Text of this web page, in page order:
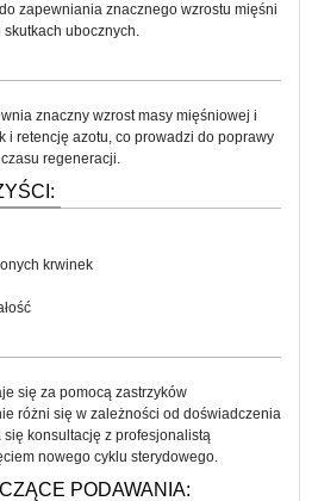
zapewniania znacznego wzrostu mięśni
skutkach ubocznych.
znaczny wzrost masy mięśniowej i
i retencję azotu, co prowadzi do poprawy
regeneracji.
krwinek
się za pomocą zastrzyków
różni się w zależności od doświadczenia
konsultację z profesjonalistą
nowego cyklu sterydowego.
PODAWANIA: